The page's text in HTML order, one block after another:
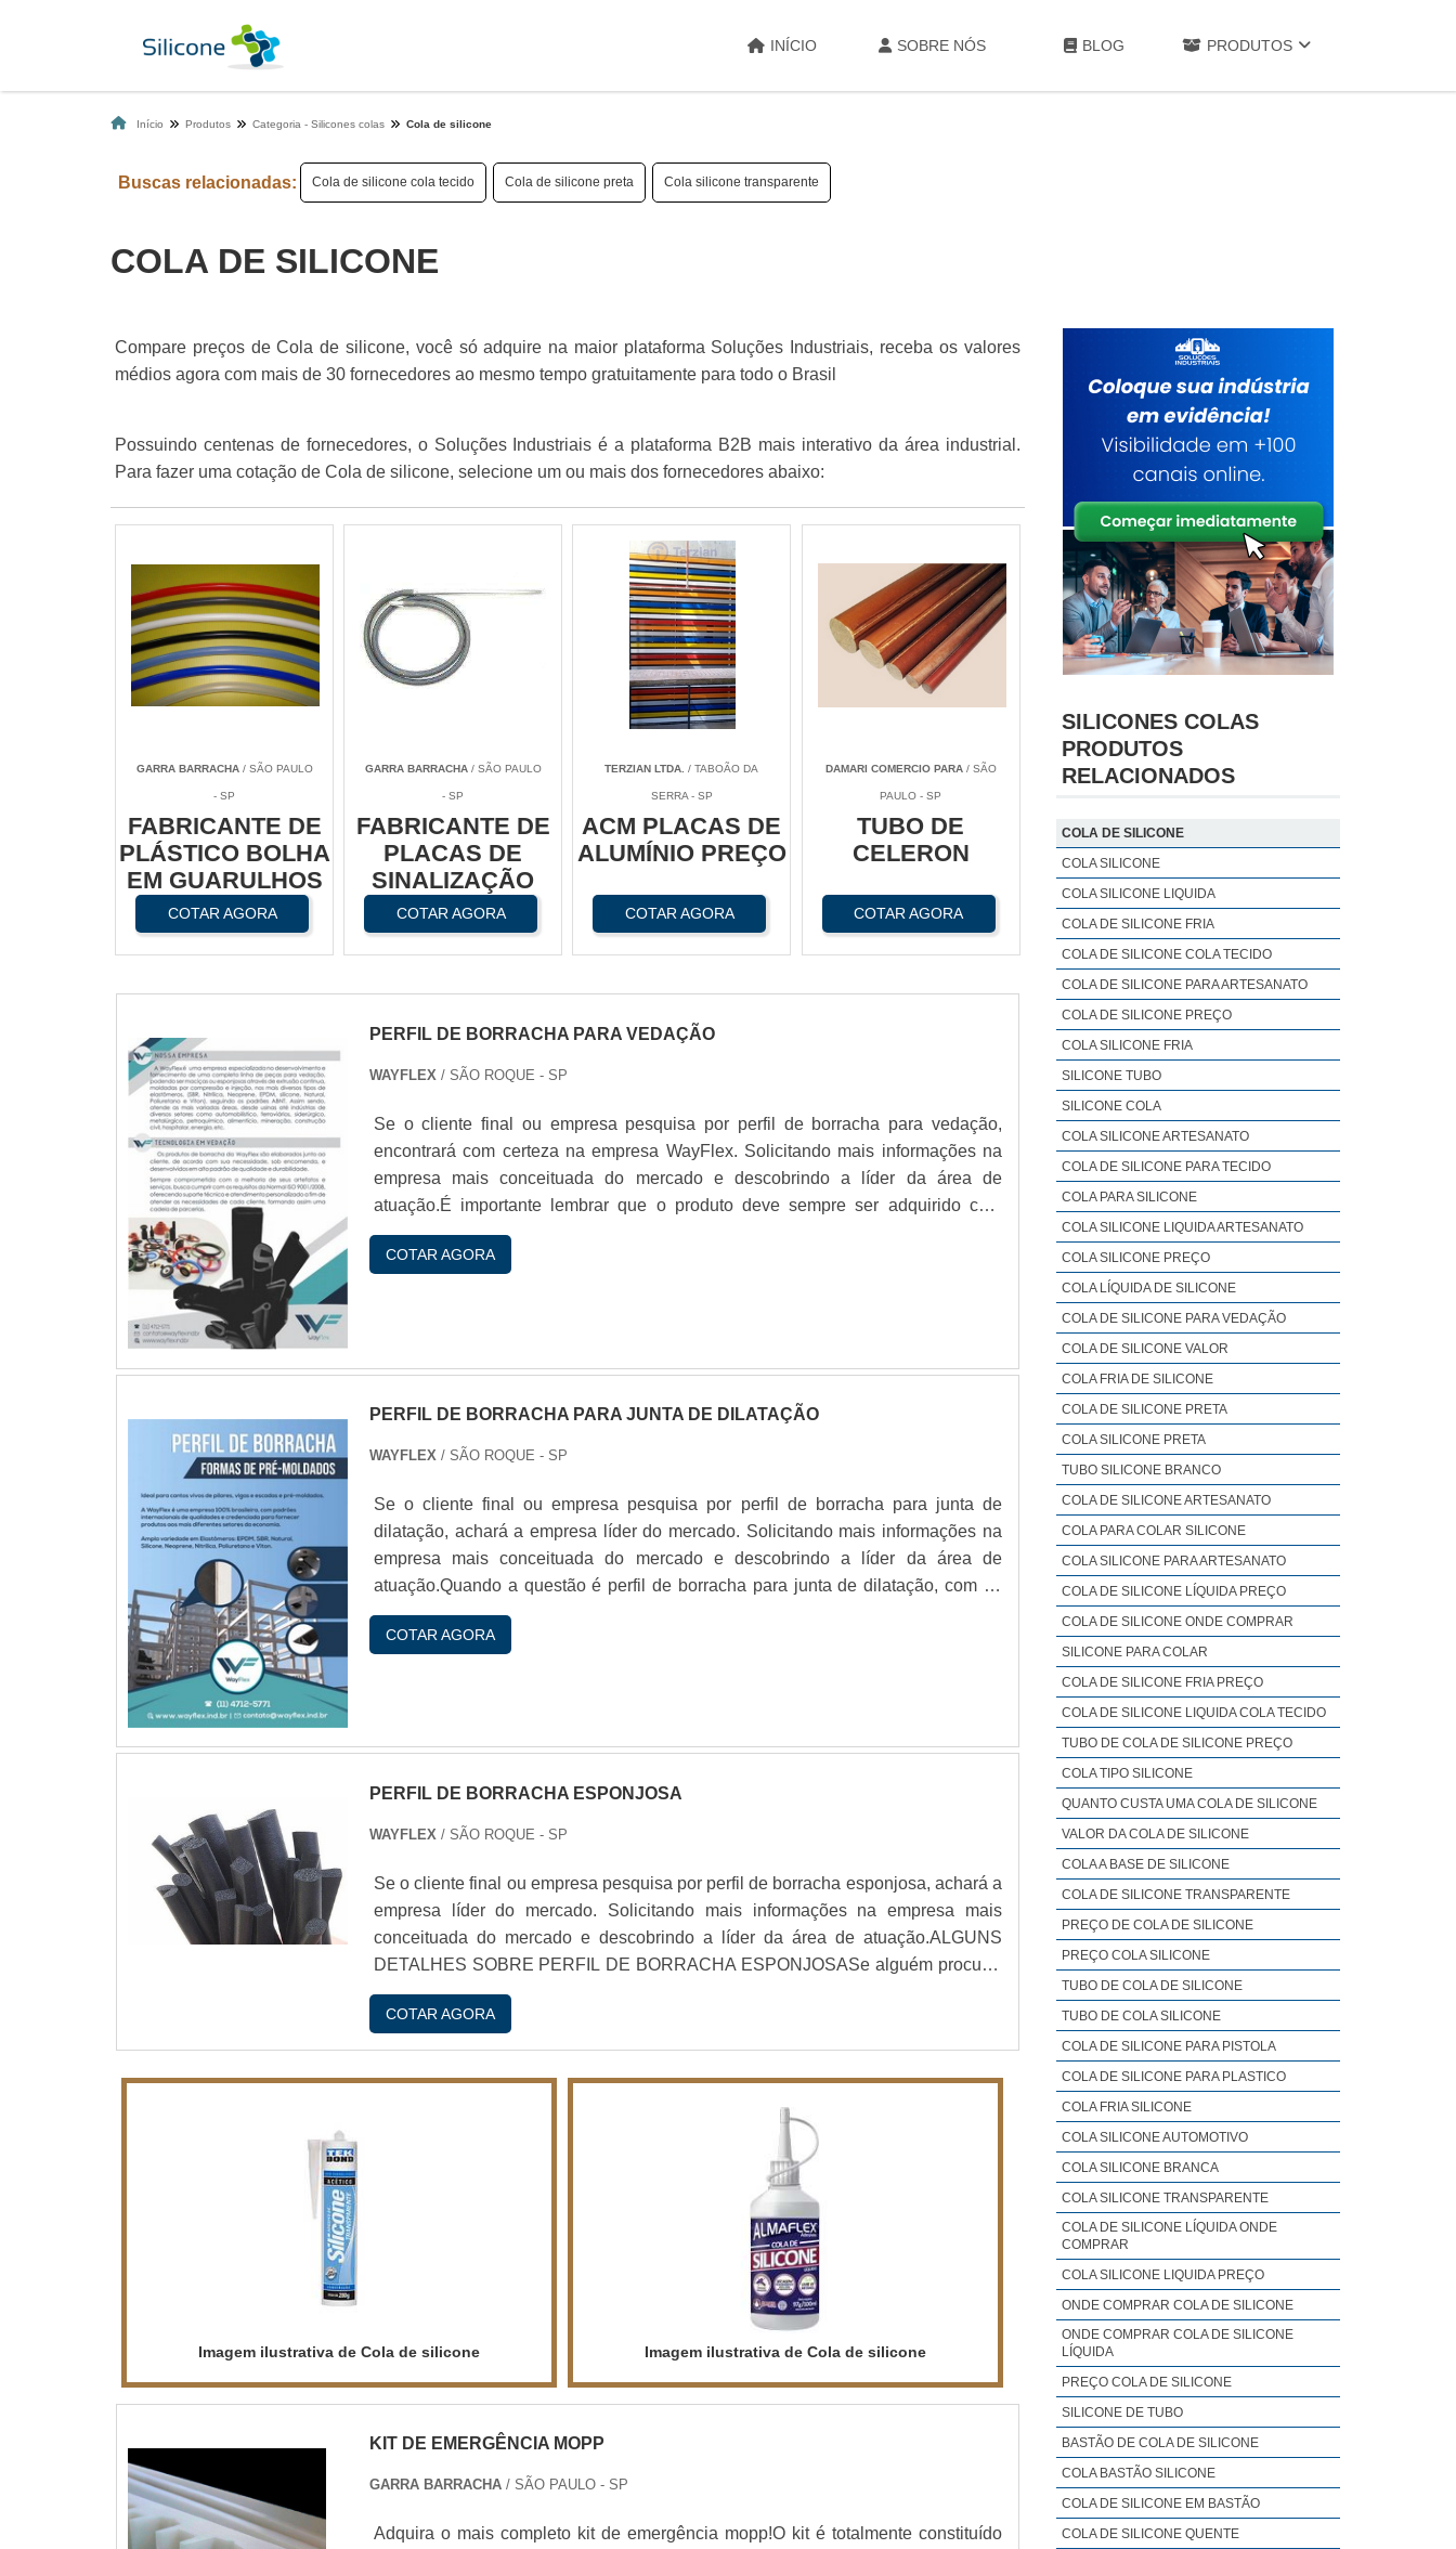
INÍCIO SOBRE NÓS BLOG PRODUTOS
Início Produtos Categoria - Silicones colas Cola de silicone
Buscas relacionadas: Cola de silicone cola tecido Cola de silicone preta Cola silicone transparente
COLA DE SILICONE
Compare preços de Cola de silicone, você só adquire na maior plataforma Soluções Industriais, receba os valores
médios agora com mais de 30 fornecedores ao mesmo tempo gratuitamente para todo o Brasil
Possuindo centenas de fornecedores, o Soluções Industriais é a plataforma B2B mais interativo da área industrial.
Para fazer uma cotação de Cola de silicone, selecione um ou mais dos fornecedores abaixo:
GARRA BARRACHA/ SÃO PAULO
- SP
FABRICANTE DE
PLÁSTICO BOLHA
EM GUARULHOS
COTAR AGORA
GARRA BARRACHA/ SÃO PAULO
- SP
FABRICANTE DE
PLACAS DE
SINALIZAÇÃO
VIÁRIA
COTAR AGORA
TERZIAN LTDA. / TABOÃO DA
SERRA - SP
ACM PLACAS DE
ALUMÍNIO PREÇO
COTAR AGORA
DAMARI COMERCIO PARA/ SÃO
PAULO - SP
TUBO DE
CELERON
COTAR AGORA
PERFIL DE BORRACHA PARA VEDAÇÃO
WAYFLEX / SÃO ROQUE - SP
Se o cliente final ou empresa pesquisa por perfil de borracha para vedação,
encontrará com certeza na empresa WayFlex. Solicitando mais informações na
empresa mais conceituada do mercado e descobrindo a líder da área de
atuação.É importante lembrar que o produto deve sempre ser adquirido com
empresas especializadas no segmento. Esse tipo de cuidado ajuda a garantir a
qualidade e durabilidade dos materiais, além de evitar prejuízos com s...
COTAR AGORA
PERFIL DE BORRACHA PARA JUNTA DE DILATAÇÃO
WAYFLEX / SÃO ROQUE - SP
Se o cliente final ou empresa pesquisa por perfil de borracha para junta de
dilatação, achará a empresa líder do mercado. Solicitando mais informações na
empresa mais conceituada do mercado e descobrindo a líder da área de
atuação.Quando a questão é perfil de borracha para junta de dilatação, com os
colaboradores da WayFlex conseguirá assertividade com alto padrão e
durabilidade.IMPORTANTES DE PERFIL DE BORRACHA PARA JUNTA DE
COTAR AGORA
PERFIL DE BORRACHA ESPONJOSA
WAYFLEX / SÃO ROQUE - SP
Se o cliente final ou empresa pesquisa por perfil de borracha esponjosa, achará a
empresa líder do mercado. Solicitando mais informações na empresa mais
conceituada do mercado e descobrindo a líder da área de atuação.ALGUNS
DETALHES SOBRE PERFIL DE BORRACHA ESPONJOSASe alguém procurar
por perfil de borracha em uma empresa altamente qualificada, vai até o site da
WayFlex. Uma empresa com alto know-how em perfis de borracha e lençóis de
b...
COTAR AGORA
Imagem ilustrativa de Cola de silicone Imagem ilustrativa de Cola de silicone
KIT DE EMERGÊNCIA MOPP
GARRA BARRACHA/ SÃO PAULO - SP
Adquira o mais completo kit de emergência mopp!O kit é totalmente constituí­do
SILICONES COLAS
PRODUTOS
RELACIONADOS
COLA DE SILICONE
COLA SILICONE
COLA SILICONE LIQUIDA
COLA DE SILICONE FRIA
COLA DE SILICONE COLA TECIDO
COLA DE SILICONE PARA ARTESANATO
COLA DE SILICONE PREÇO
COLA SILICONE FRIA
SILICONE TUBO
SILICONE COLA
COLA SILICONE ARTESANATO
COLA DE SILICONE PARA TECIDO
COLA PARA SILICONE
COLA SILICONE LIQUIDA ARTESANATO
COLA SILICONE PREÇO
COLA LÍQUIDA DE SILICONE
COLA DE SILICONE PARA VEDAÇÃO
COLA DE SILICONE VALOR
COLA FRIA DE SILICONE
COLA DE SILICONE PRETA
COLA SILICONE PRETA
TUBO SILICONE BRANCO
COLA DE SILICONE ARTESANATO
COLA PARA COLAR SILICONE
COLA SILICONE PARA ARTESANATO
COLA DE SILICONE LÍQUIDA PREÇO
COLA DE SILICONE ONDE COMPRAR
SILICONE PARA COLAR
COLA DE SILICONE FRIA PREÇO
COLA DE SILICONE LIQUIDA COLA TECIDO
TUBO DE COLA DE SILICONE PREÇO
COLA TIPO SILICONE
QUANTO CUSTA UMA COLA DE SILICONE
VALOR DA COLA DE SILICONE
COLA A BASE DE SILICONE
COLA DE SILICONE TRANSPARENTE
PREÇO DE COLA DE SILICONE
PREÇO COLA SILICONE
TUBO DE COLA DE SILICONE
TUBO DE COLA SILICONE
COLA DE SILICONE PARA PISTOLA
COLA DE SILICONE PARA PLASTICO
COLA FRIA SILICONE
COLA SILICONE AUTOMOTIVO
COLA SILICONE BRANCA
COLA SILICONE TRANSPARENTE
COLA DE SILICONE LÍQUIDA ONDE
COMPRAR
COLA SILICONE LIQUIDA PREÇO
ONDE COMPRAR COLA DE SILICONE
ONDE COMPRAR COLA DE SILICONE
LÍQUIDA
PREÇO COLA DE SILICONE
SILICONE DE TUBO
BASTÃO DE COLA DE SILICONE
COLA BASTÃO SILICONE
COLA DE SILICONE EM BASTÃO
COLA DE SILICONE QUENTE